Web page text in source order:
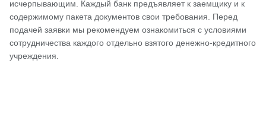
исчерпывающим. Каждый банк предъявляет к заемщику и к
содержимому пакета документов свои требования. Перед
подачей заявки мы рекомендуем ознакомиться с условиями
сотрудничества каждого отдельно взятого денежно-кредитного
учреждения.